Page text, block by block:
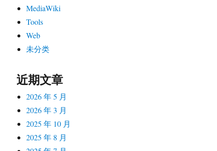
MediaWiki
Tools
Web
未分类
近期文章
2026 年 5 月
2026 年 3 月
2025 年 10 月
2025 年 8 月